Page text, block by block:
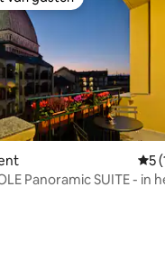
van gasten
5
Panoramic SUITE - in